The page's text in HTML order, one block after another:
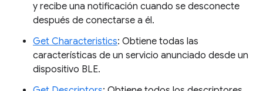
y recibe una notificación cuando se desconecte
después de conectarse a él.
Get Characteristics: Obtiene todas las
características de un servicio anunciado desde un
dispositivo BLE.